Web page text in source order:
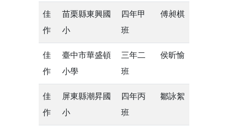
佳
作
苗栗縣東興國
小
四年甲
班
傅昶棋
佳
作
臺中市華盛頓
小學
三年二
班
侯昕愉
佳
作
屏東縣潮昇國
小
四年丙
班
鄒詠絮